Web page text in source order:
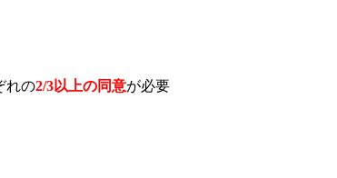
れの2/3以上の同意が必要